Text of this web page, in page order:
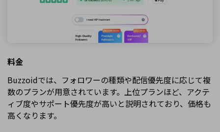
料金
Buzzoidでは、フォロワーの種類や配信優先度に応じて複
数のプランが用意されています。上位プランほど、アクテ
ィブ度やサポート優先度が高いと説明されており、価格も
高くなります。